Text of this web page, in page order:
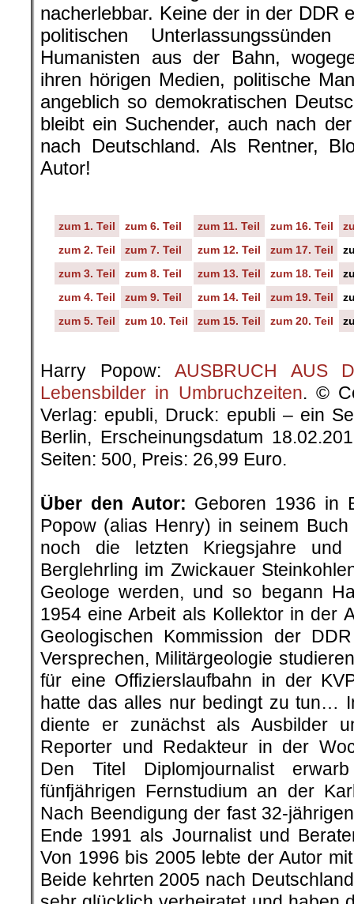
nacherlebbar. Keine der in der DDR
politischen
Humanisten aus der Bahn,
ihren hörigen Medien, politische
angeblich so demokratischen
bleibt ein Suchender, auch nach
nach Deutschland. Als Rentner,
Autor!
zum 1. Teil zum 6. Teil zum 11. Teil zum 16. Teil
zum 2. Teil
zum 7. Teil zum 12. Teil zum 17. Teil
zum 3. Teil
zum 8. Teil zum 13. Teil zum 18. Teil
zum 4. Teil
zum 9. Teil zum 14. Teil zum 19. Teil
zum 5. Teil
zum 10. Teil zum 15. Teil zum 20. Teil
Harry Popow: AUSBRUCH AUS
Lebensbilder in Umbruchzeiten. ©
Verlag: epubli, Druck: epubli – ein
Berlin, Erscheinungsdatum
Seiten: 500, Preis: 26,99 Euro.
Über den Autor: Geboren 1936 in
Popow (alias Henry) in seinem Buch
noch die letzten Kriegsjahre
Berglehrling im Zwickauer
Geologe werden, und so begann
1954 eine Arbeit als Kollektor in der
Geologischen Kommission der
Versprechen, Militärgeologie
für eine Offizierslaufbahn in der
hatte das alles nur bedingt zu tun…
diente er zunächst als Ausbilder
Reporter und Redakteur in der
Den Titel Diplomjournalist
fünfjährigen Fernstudium an der
Nach Beendigung der fast 32-
Ende 1991 als Journalist und
Von 1996 bis 2005 lebte der Autor
Beide kehrten 2005 nach